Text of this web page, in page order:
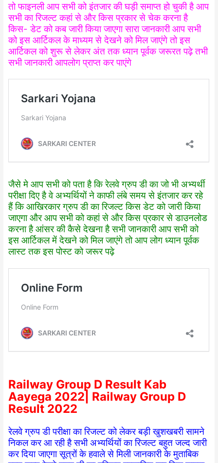
तो फाइनली आप सभी को इंतजार की घड़ी समाप्त हो चुकी है आप
सभी का रिजल्ट कहां से और किस प्रकार से चेक करना है
किस- डेट को कब जारी किया जाएगा सारा जानकारी आप सभी
को इस आर्टिकल के माध्यम से देखने को मिल जाएंगे तो इस
आर्टिकल को शुरू से लेकर अंत तक ध्यान पूर्वक जरूरत पढ़े तभी
सभी जानकारी आपलोग प्राप्त कर पाएंगे
जैसे मे आप सभी को पता है कि रेलवे ग्रुप डी का जो भी अभ्यर्थी
परीक्षा दिए है वे अभ्यर्थियों ने काफी लंबे समय से इंतजार कर रहे
हैं कि आखिरकार ग्रुप डी का रिजल्ट किस डेट को जारी किया
जाएगा और आप सभी को कहां से और किस प्रकार से डाउनलोड
करना है आंसर की कैसे देखना है सभी जानकारी आप सभी को
इस आर्टिकल में देखने को मिल जाएंगे तो आप लोग ध्यान पूर्वक
लास्ट तक इस पोस्ट को जरूर पढ़े
Railway Group D Result Kab
Aayega 2022| Railway Group D
Result 2022
रेलवे ग्रुप डी परीक्षा का रिजल्ट को लेकर बड़ी खुशखबरी सामने
निकल कर आ रही है सभी अभ्यर्थियों का रिजल्ट बहुत जल्द जारी
कर दिया जाएगा सूत्रों के हवाले से मिली जानकारी के मुताबिक